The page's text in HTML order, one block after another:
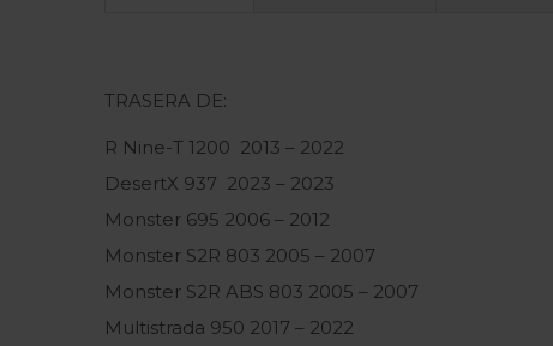
TRASERA DE:
R Nine-T 1200 2013 – 2022
DesertX 937 2023 – 2023
Monster 695 2006 – 2012
Monster S2R 803 2005 – 2007
Monster S2R ABS 803 2005 – 2007
Multistrada 950 2017 – 2022